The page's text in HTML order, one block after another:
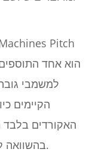
הקיימים
האקורדים בלבד
בהשוואה לשאר מחליפי הצליל ברשימה זו.